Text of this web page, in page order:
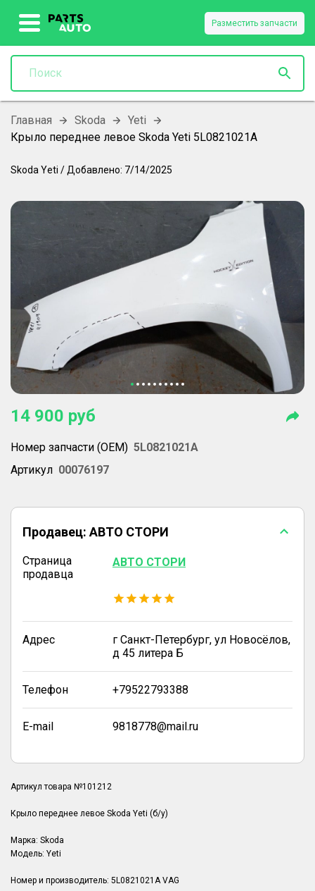
Разместить запчасти
Главная Skoda
Yeti
Крыло переднее левое Skoda Yeti 5L0821021A
Skoda Yeti / Добавлено: 7/14/2025
14 900 руб
Номер запчасти (OEM) 5L0821021A
Артикул 00076197
Продавец: АВТО СТОРИ
Страница
продавца
АВТО СТОРИ
Адрес
г Санкт-Петербург, ул Новосёлов,
д 45 литера Б
Телефон +79522793388
E-mail 9818778@mail.ru
Артикул товара №101212
Крыло переднее левое Skoda Yeti (б/у)
Марка: Skoda
Модель: Yeti
Номер и производитель: 5L0821021A VAG